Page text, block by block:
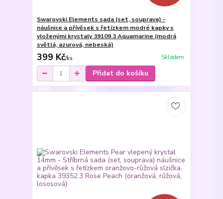
Swarovski Elements sada (set, souprava) -
náušnice a přívěsek s řetízkem modré kapky s
vloženými krystaly 39109.3 Aquamarine (modrá
světlá, azurová, nebeská)
399 Kč/ks Skladem
Přidat do košíku